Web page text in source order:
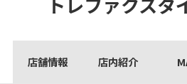
店舗情報 店内紹介